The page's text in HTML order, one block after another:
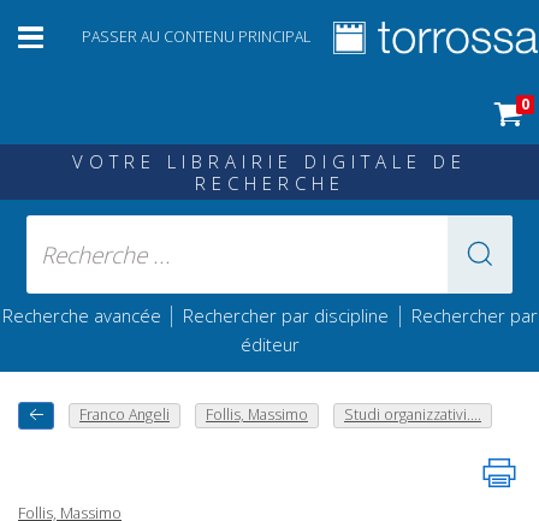
PASSER AU CONTENU PRINCIPAL
0
VOTRE LIBRAIRIE DIGITALE DE
RECHERCHE
Recherche avancée | Rechercher par discipline | Rechercher par
éditeur
Franco Angeli Follis, Massimo Studi organizzativi....
Follis, Massimo